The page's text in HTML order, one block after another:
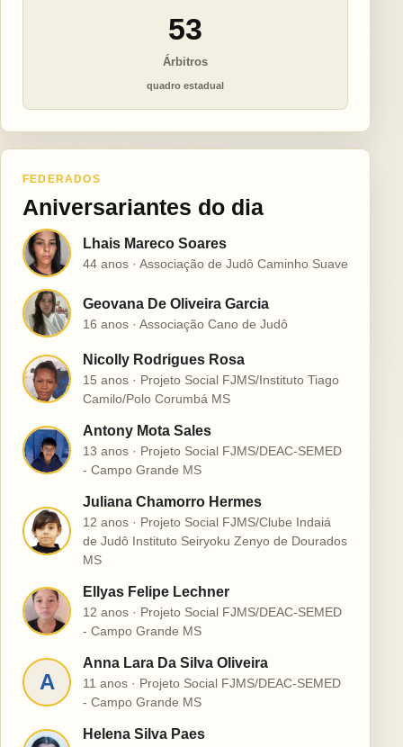
53
Árbitros
quadro estadual
FEDERADOS
Aniversariantes do dia
L Lhais Mareco Soares
44 anos · Associação de Judô Caminho Suave
G Geovana De Oliveira Garcia
16 anos · Associação Cano de Judô
N
Nicolly Rodrigues Rosa
15 anos · Projeto Social FJMS/Instituto Tiago
Camilo/Polo Corumbá MS
A
Antony Mota Sales
13 anos · Projeto Social FJMS/DEAC-SEMED
- Campo Grande MS
J
Juliana Chamorro Hermes
12 anos · Projeto Social FJMS/Clube Indaiá
de Judô Instituto Seiryoku Zenyo de Dourados
MS
E
Ellyas Felipe Lechner
12 anos · Projeto Social FJMS/DEAC-SEMED
- Campo Grande MS
A
Anna Lara Da Silva Oliveira
11 anos · Projeto Social FJMS/DEAC-SEMED
- Campo Grande MS
Helena Silva Paes